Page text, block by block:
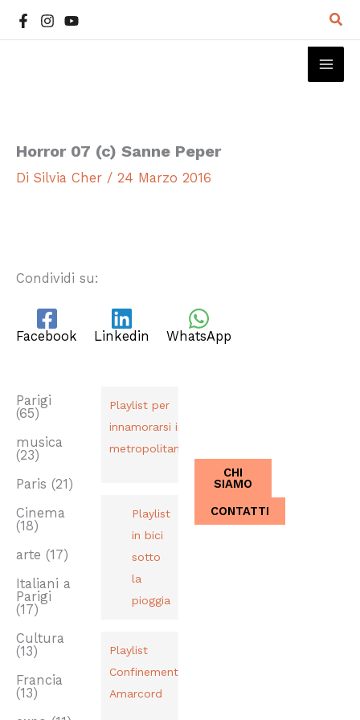
Horror 07 (c) Sanne Peper
Di Silvia Cher / 24 Marzo 2016
Condividi su:
Facebook Linkedin WhatsApp
CHI
SIAMO
CONTATTI
Playlist per
innamorarsi in
metropolitana
Playlist
in bici
sotto
la
pioggia
Playlist
Confinement
Amarcord
Parigi
(65)
musica
(23)
Paris(21)
Cinema
(18)
arte(17)
Italiani a
Parigi
(17)
Cultura
(13)
Francia
(13)